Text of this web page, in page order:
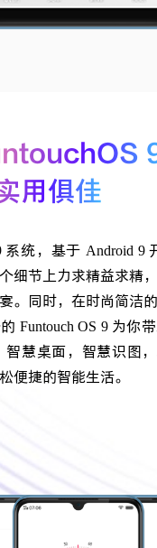
用俱佳
系统，基于 Android 9
细节上力求精益求精
。同时，在时尚简洁
Funtouch OS 9 为你
智慧桌面，智慧识图，
便捷的智能生活。